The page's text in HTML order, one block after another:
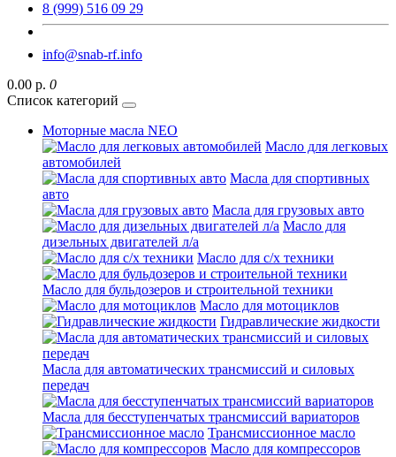
8 (999) 516 09 29
info@snab-rf.info
0.00 р. 0
Список категорий
Моторные масла NEO
Масло для легковых
автомобилей
Масла для спортивных
авто
Масла для грузовых авто
Масло для
дизельных двигателей л/а
Масло для с/х техники
Масло для бульдозеров и строительной техники
Масло для мотоциклов
Гидравлические жидкости
Масла для автоматических трансмиссий и силовых
передач
Масла для бесступенчатых трансмиссий вариаторов
Трансмиссионное масло
Масло для компрессоров